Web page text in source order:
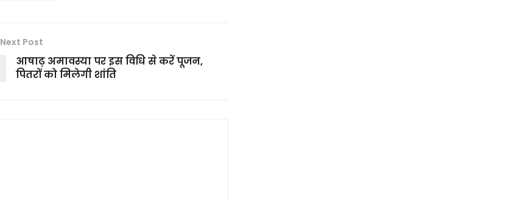
Next Post
आषाढ़ अमावस्या पर इस विधि से करें पूजन,
पितरों को मिलेगी शांति